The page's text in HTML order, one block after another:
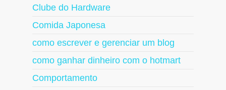
Clube do Hardware
Comida Japonesa
como escrever e gerenciar um blog
como ganhar dinheiro com o hotmart
Comportamento